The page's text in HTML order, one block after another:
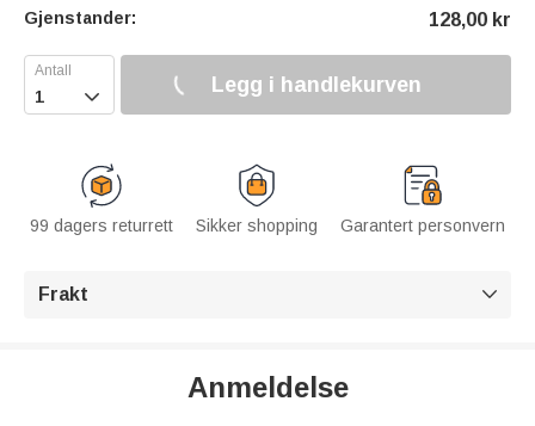
Gjenstander: 128,00 kr
 Legg i handlekurven
99 dagers returrett Sikker shopping Garantert personvern
Frakt 
Anmeldelse